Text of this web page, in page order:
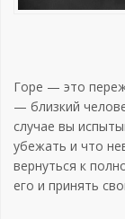
Горе — это
— близкий
случае вы
убежать и что
вернуться к
его и принять